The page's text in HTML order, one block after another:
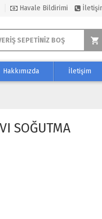
Havale Bildirimi
SEPETİNİZ BOŞ
Hakkımızda İletişim
SOĞUTMA